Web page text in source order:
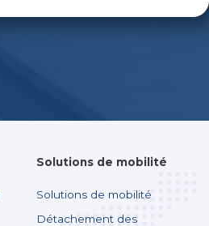
Solutions de mobilité
Solutions de mobilité
Détachement des